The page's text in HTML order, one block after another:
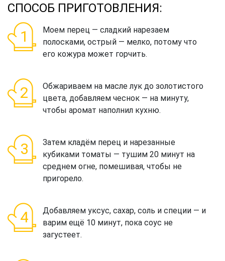
СПОСОБ ПРИГОТОВЛЕНИЯ:
Моем перец — сладкий нарезаем
полосками, острый — мелко, потому что
его кожура может горчить.
Обжариваем на масле лук до золотистого
цвета, добавляем чеснок — на минуту,
чтобы аромат наполнил кухню.
Затем кладём перец и нарезанные
кубиками томаты — тушим 20 минут на
среднем огне, помешивая, чтобы не
пригорело.
Добавляем уксус, сахар, соль и специи — и
варим ещё 10 минут, пока соус не
загустеет.